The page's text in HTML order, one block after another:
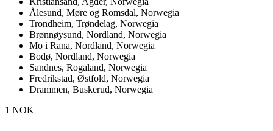
Ålesund, Møre og Romsdal, Norwegia
Trondheim, Trøndelag, Norwegia
Brønnøysund, Nordland, Norwegia
Mo i Rana, Nordland, Norwegia
Bodø, Nordland, Norwegia
Sandnes, Rogaland, Norwegia
Fredrikstad, Østfold, Norwegia
Drammen, Buskerud, Norwegia
1 NOK